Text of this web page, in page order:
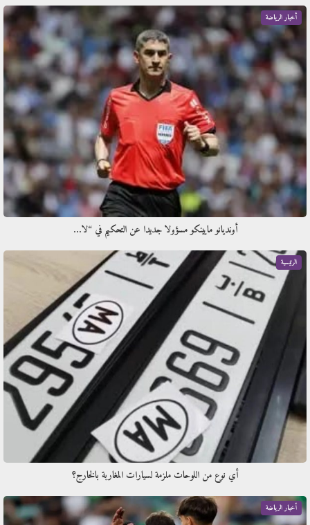
أخبار الرياضة
أونديانو مايينكو مسؤولا جديدا عن التحكيم في “لا…
الرئيسية
أي نوع من اللوحات ملزمة لسيارات المغاربة بالخارج؟
أخبار الرياضة